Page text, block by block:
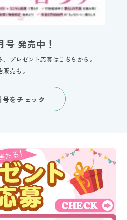
号 発売中！
プレゼント応募はこちらから。
売も。
号をチェック